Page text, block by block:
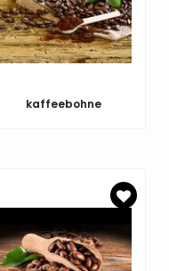
kaffeebohne